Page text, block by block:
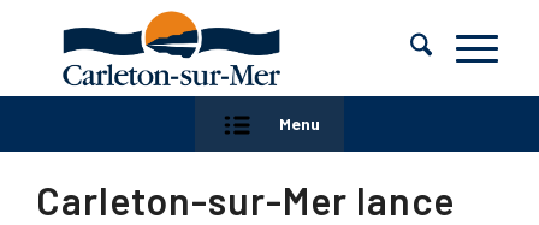
Menu
Carleton-sur-Mer lance